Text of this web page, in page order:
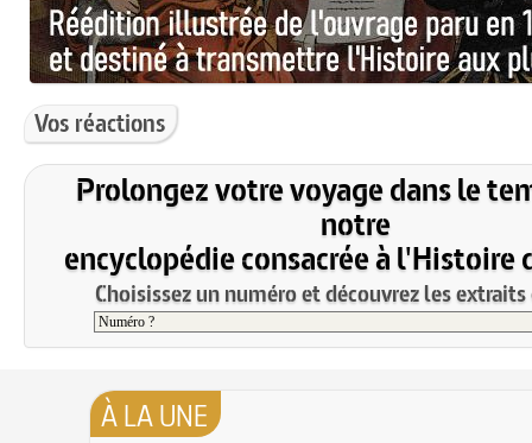
Vos réactions
Prolongez votre voyage dans le
notre
encyclopédie consacrée à l'Histoire
Choisissez un numéro et découvrez les
À LA UNE